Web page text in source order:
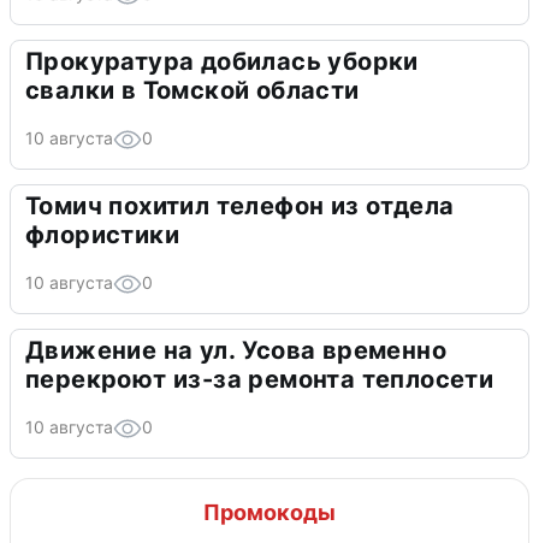
Прокуратура добилась уборки
свалки в Томской области
10 августа 0
Томич похитил телефон из отдела
флористики
10 августа 0
Движение на ул. Усова временно
перекроют из-за ремонта теплосети
10 августа 0
Промокоды